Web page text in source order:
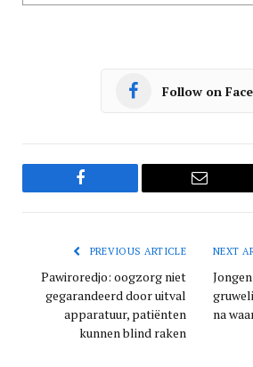
Follow on
Facebook Email
PREVIOUS ARTICLE
Pawiroredjo: oogzorg niet
gegarandeerd door uitval
apparatuur, patiënten
kunnen blind raken
NEXT
na